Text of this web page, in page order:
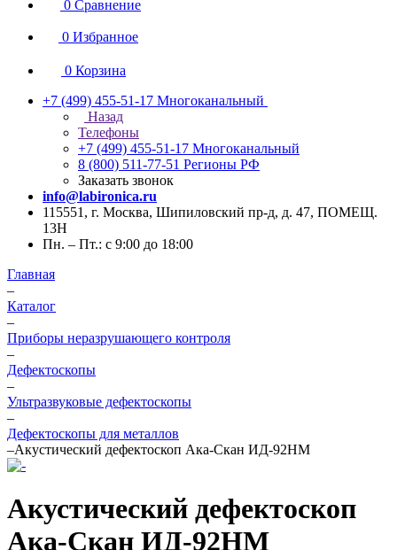
0 Сравнение
0 Избранное
0 Корзина
+7 (499) 455-51-17 Многоканальный
Назад
Телефоны
+7 (499) 455-51-17 Многоканальный
8 (800) 511-77-51 Регионы РФ
Заказать звонок
info@labironica.ru
115551, г. Москва, Шипиловский пр-д, д. 47, ПОМЕЩ.
13Н
Пн. – Пт.: с 9:00 до 18:00
Главная
–
Каталог
–
Приборы неразрушающего контроля
–
Дефектоскопы
–
Ультразвуковые дефектоскопы
–
Дефектоскопы для металлов
–Акустический дефектоскоп Ака-Скан ИД-92НМ
Акустический дефектоскоп
Ака-Скан ИД-92НМ